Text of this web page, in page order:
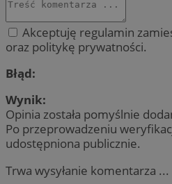
Akceptuję regulamin
oraz politykę prywatności.
Błąd:
Wynik:
Opinia została pomyślnie
Po przeprowadzeniu
udostępniona publicznie.
Trwa wysyłanie komentarza ...